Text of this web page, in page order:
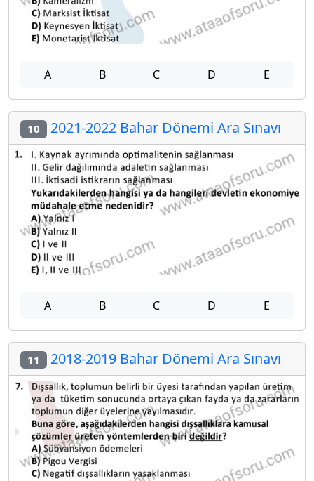
A B C D E
10 2021-2022 Bahar Dönemi Ara Sınavı
A B C D E
11 2018-2019 Bahar Dönemi Ara Sınavı